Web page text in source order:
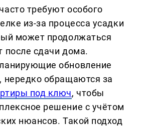
требуют особого
из-за процесса усадки
может продолжаться
после сдачи дома.
обновление
нередко обращаются за
под ключ, чтобы
решение с учётом
нюансов. Такой подход